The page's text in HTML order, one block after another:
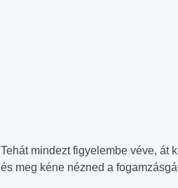
Tehát mindezt figyelembe véve, át
és meg kéne nézned a